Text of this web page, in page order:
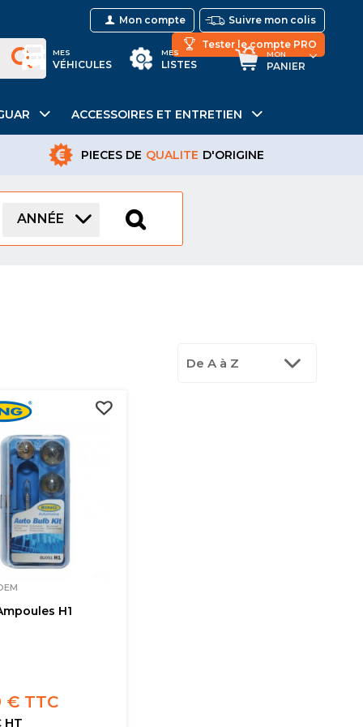
Suivre mon colis
Mon compte
Tester le compte PRO
MON
PANIER
MES
LISTES
MES
VÉHICULES
ACCESSOIRES ET ENTRETIEN
PIECES DE QUALITE D'ORIGINE
ANNÉE
De A à Z
H1
€ TTC
HT